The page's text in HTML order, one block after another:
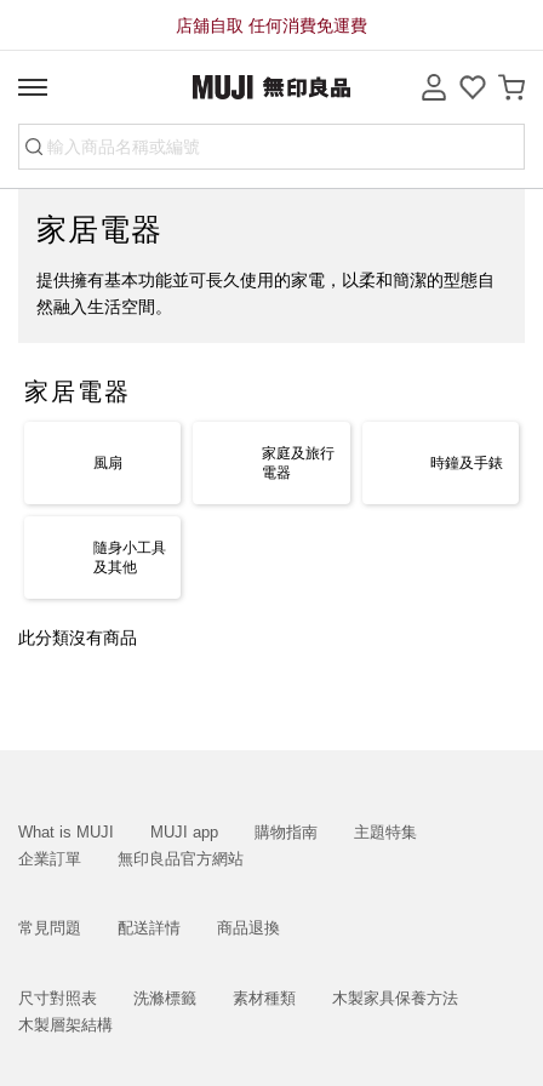
店舖自取 任何消費免運費
家居電器
提供擁有基本功能並可長久使用的家電，以柔和簡潔的型態自
然融入生活空間。
家居電器
風扇
家庭及旅行
電器
時鐘及手錶
隨身小工具
及其他
此分類沒有商品
What is MUJI MUJI app 購物指南
主題特集
企業訂單
無印良品官方網站
常見問題 配送詳情 商品退換
尺寸對照表 洗滌標籤 素材種類
木製家具保養方法
木製層架結構